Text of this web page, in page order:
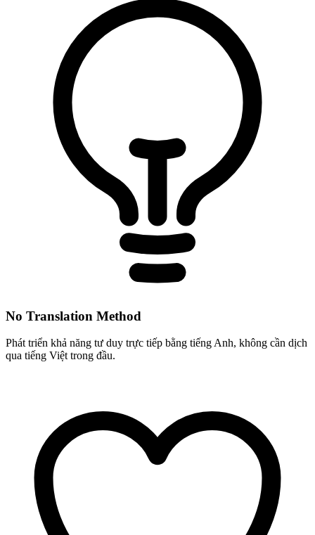
No Translation Method
Phát triển khả năng tư duy trực tiếp bằng tiếng Anh, không cần dịch
qua tiếng Việt trong đầu.